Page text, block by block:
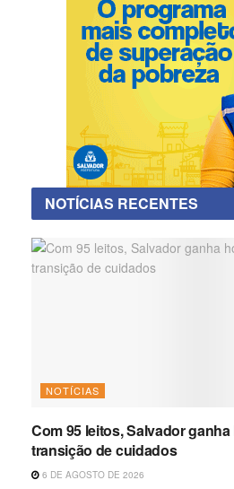
NOTÍCIAS RECENTES
NOTÍCIAS
Com 95 leitos, Salvador
transição de cuidados
6 DE AGOSTO DE 2026